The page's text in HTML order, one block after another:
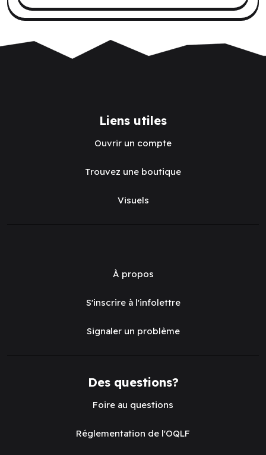
Liens utiles
Ouvrir un compte
Trouvez une boutique
Visuels
À propos
S'inscrire à l'infolettre
Signaler un problème
Des questions?
Foire au questions
Réglementation de l'OQLF